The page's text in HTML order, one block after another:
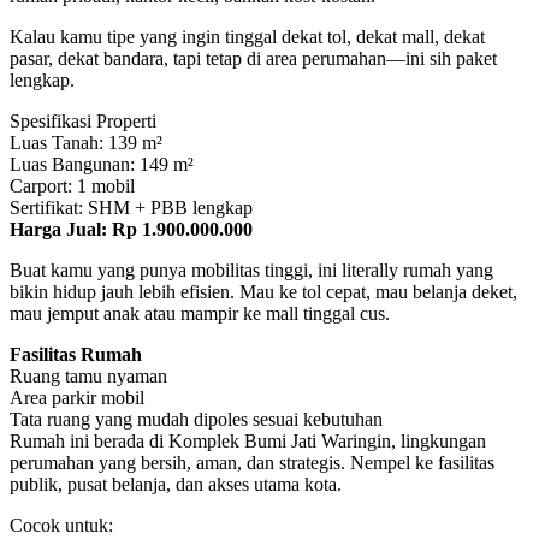
Kalau kamu tipe yang ingin tinggal dekat tol, dekat mall, dekat
pasar, dekat bandara, tapi tetap di area perumahan—ini sih paket
lengkap.
Spesifikasi Properti
Luas Tanah: 139 m²
Luas Bangunan: 149 m²
Carport: 1 mobil
Sertifikat: SHM + PBB lengkap
Harga Jual: Rp 1.900.000.000
Buat kamu yang punya mobilitas tinggi, ini literally rumah yang
bikin hidup jauh lebih efisien. Mau ke tol cepat, mau belanja deket,
mau jemput anak atau mampir ke mall tinggal cus.
Fasilitas Rumah
Ruang tamu nyaman
Area parkir mobil
Tata ruang yang mudah dipoles sesuai kebutuhan
Rumah ini berada di Komplek Bumi Jati Waringin, lingkungan
perumahan yang bersih, aman, dan strategis. Nempel ke fasilitas
publik, pusat belanja, dan akses utama kota.
Cocok untuk: